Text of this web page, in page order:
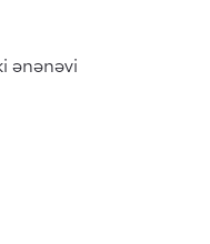
ənənəvi